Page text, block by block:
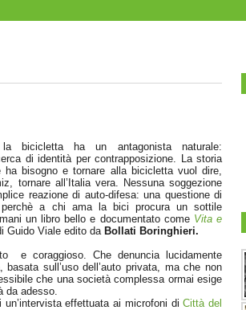
la bicicletta ha un antagonista naturale:
di identità per contrapposizione. La storia
bisogno e tornare alla bicicletta vuol dire,
tornare all’Italia vera. Nessuna soggezione
reazione di auto-difesa: una questione di
perchè a chi ama la bici procura un sottile
un libro bello e documentato come Vita e
Guido Viale edito da Bollati Boringhieri.
e coraggioso. Che denuncia lucidamente
sull’uso dell’auto privata, ma che non
che una società complessa ormai esige
da adesso.
un’intervista effettuata ai microfoni diCittà del